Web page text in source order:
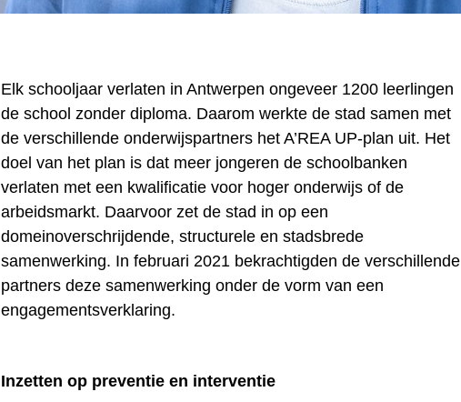
Elk schooljaar verlaten in Antwerpen ongeveer 1200 leerlingen
de school zonder diploma. Daarom werkte de stad samen met
de verschillende onderwijspartners het A’REA UP-plan uit. Het
doel van het plan is dat meer jongeren de schoolbanken
verlaten met een kwalificatie voor hoger onderwijs of de
arbeidsmarkt. Daarvoor zet de stad in op een
domeinoverschrijdende, structurele en stadsbrede
samenwerking. In februari 2021 bekrachtigden de verschillende
partners deze samenwerking onder de vorm van een
engagementsverklaring.
Inzetten op preventie en interventie